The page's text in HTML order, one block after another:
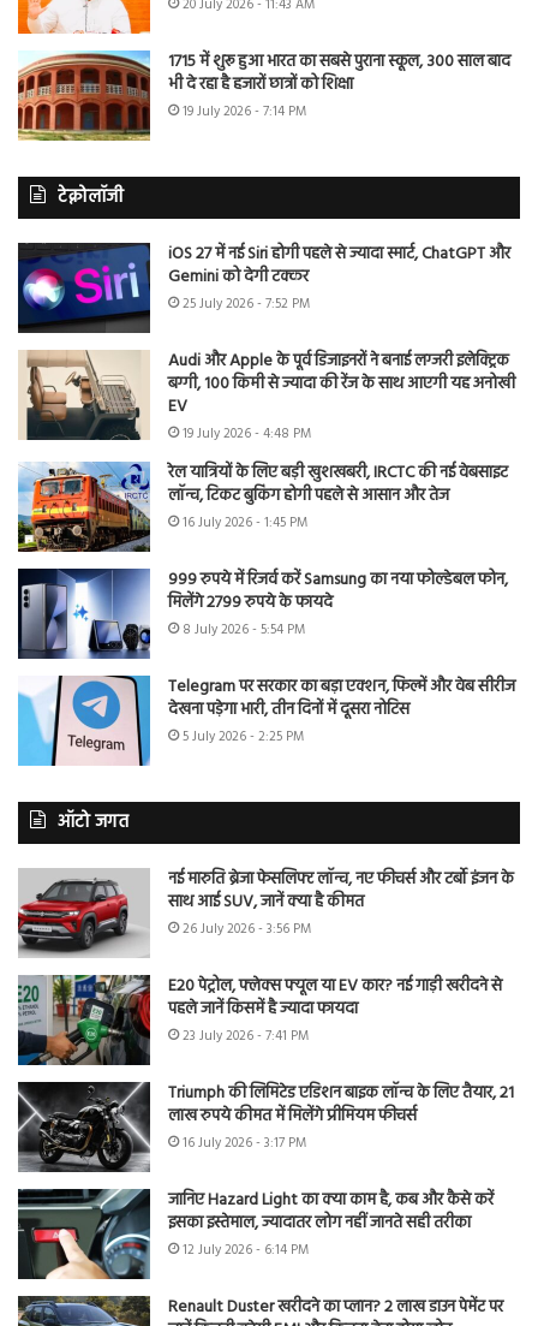
20 July 2026 - 11:43 AM
1715 में शुरू हुआ भारत का सबसे पुराना स्कूल, 300 साल बाद
भी दे रहा है हजारों छात्रों को शिक्षा
19 July 2026 - 7:14 PM
टेक्नोलॉजी
iOS 27 में नई Siri होगी पहले से ज्यादा स्मार्ट, ChatGPT और
Gemini को देगी टक्कर
25 July 2026 - 7:52 PM
Audi और Apple के पूर्व डिजाइनरों ने बनाई लग्जरी इलेक्ट्रिक
बग्गी, 100 किमी से ज्यादा की रेंज के साथ आएगी यह अनोखी
EV
19 July 2026 - 4:48 PM
रेल यात्रियों के लिए बड़ी खुशखबरी, IRCTC की नई वेबसाइट
लॉन्च, टिकट बुकिंग होगी पहले से आसान और तेज
16 July 2026 - 1:45 PM
999 रुपये में रिजर्व करें Samsung का नया फोल्डेबल फोन,
मिलेंगे 2799 रुपये के फायदे
8 July 2026 - 5:54 PM
Telegram पर सरकार का बड़ा एक्शन, फिल्में और वेब सीरीज
देखना पड़ेगा भारी, तीन दिनों में दूसरा नोटिस
5 July 2026 - 2:25 PM
ऑटो जगत
नई मारुति ब्रेजा फेसलिफ्ट लॉन्च, नए फीचर्स और टर्बो इंजन के
साथ आई SUV, जानें क्या है कीमत
26 July 2026 - 3:56 PM
E20 पेट्रोल, फ्लेक्स फ्यूल या EV कार? नई गाड़ी खरीदने से
पहले जानें किसमें है ज्यादा फायदा
23 July 2026 - 7:41 PM
Triumph की लिमिटेड एडिशन बाइक लॉन्च के लिए तैयार, 21
लाख रुपये कीमत में मिलेंगे प्रीमियम फीचर्स
16 July 2026 - 3:17 PM
जानिए Hazard Light का क्या काम है, कब और कैसे करें
इसका इस्तेमाल, ज्यादातर लोग नहीं जानते सही तरीका
12 July 2026 - 6:14 PM
Renault Duster खरीदने का प्लान? 2 लाख डाउन पेमेंट पर